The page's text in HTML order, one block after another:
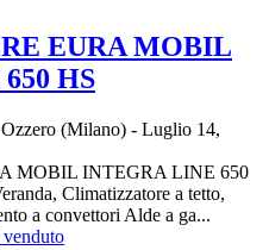
EURA MOBIL
HS
Ozzero (Milano) - Luglio 14,
MOBIL INTEGRA LINE 650
Climatizzatore a tetto,
a convettori Alde a ga...